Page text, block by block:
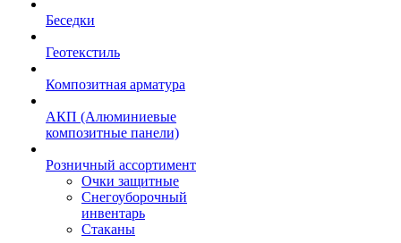
Беседки
Геотекстиль
Композитная арматура
АКП (Алюминиевые
композитные панели)
Розничный ассортимент
Очки защитные
Снегоуборочный
инвентарь
Стаканы